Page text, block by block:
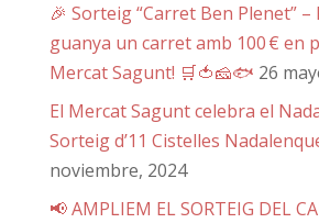
🎉 Sorteig “Carret Ben Plenet” –
guanya un carret amb 100 € en
Mercat Sagunt! 🛒🍅🧀🐟 26
El Mercat Sagunt celebra el
Sorteig d’11 Cistelles
noviembre, 2024
📢 AMPLIEM EL SORTEIG DEL